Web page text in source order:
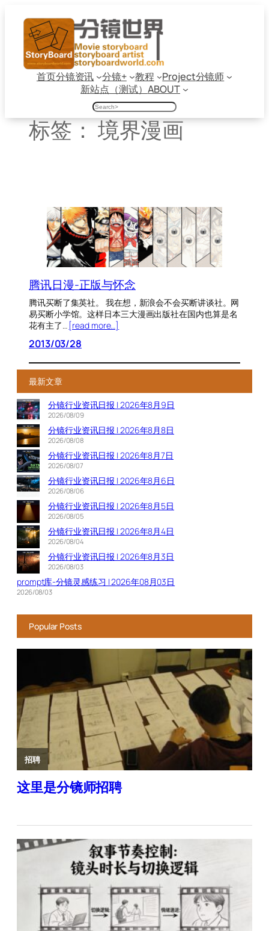
首页分镜资讯 分镜+ 教程 Project分镜师
新站点（测试） ABOUT
搜
索
标签：境界漫画
腾讯日漫-正版与怀念
腾讯买断了集英社。 我在想，新浪会不会买断讲谈社。网
易买断小学馆。这样日本三大漫画出版社在国内也算是名
花有主了… [read more…]
2013/03/28
最新文章
分镜行业资讯日报 | 2026年8月9日
2026/08/09
分镜行业资讯日报 | 2026年8月8日
2026/08/08
分镜行业资讯日报 | 2026年8月7日
2026/08/07
分镜行业资讯日报 | 2026年8月6日
2026/08/06
分镜行业资讯日报 | 2026年8月5日
2026/08/05
分镜行业资讯日报 | 2026年8月4日
2026/08/04
分镜行业资讯日报 | 2026年8月3日
2026/08/03
prompt库-分镜灵感练习 | 2026年08月03日
2026/08/03
Popular Posts